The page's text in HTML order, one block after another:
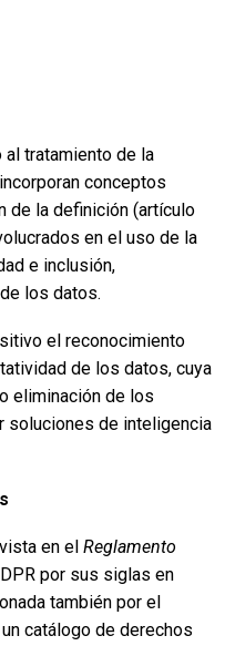
al tratamiento de la
conceptos
de la definición (artículo
en el uso de la
e inclusión,
los datos.
el reconocimiento
de los datos, cuya
eliminación de los
soluciones de inteligencia
en el Reglamento
por sus siglas en
también por el
catálogo de derechos